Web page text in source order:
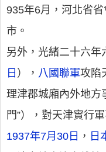
935年6月，河北省
市。
另外，光緒二十六年
日 ）， 八國聯軍攻陷
理津郡城廂內外地方
門”），對天津實行
1937年7月30日 ， 日